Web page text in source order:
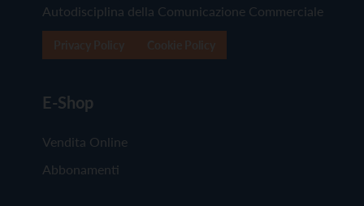
Autodisciplina della Comunicazione Commerciale
E-Shop
Vendita Online
Abbonamenti